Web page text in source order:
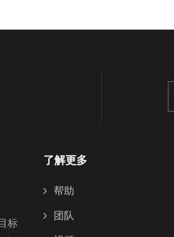
标
了解更多
帮助
团队